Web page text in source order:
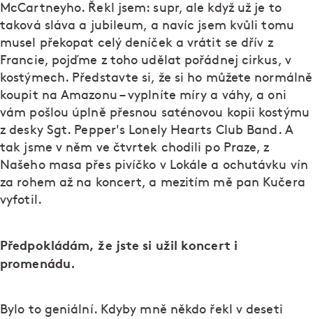
McCartneyho. Řekl jsem: supr, ale když už je to
taková sláva a jubileum, a navíc jsem kvůli tomu
musel překopat celý deníček a vrátit se dřív z
Francie, pojďme z toho udělat pořádnej cirkus, v
kostýmech. Představte si, že si ho můžete normálně
koupit na Amazonu – vyplníte míry a váhy, a oni
vám pošlou úplně přesnou saténovou kopii kostýmu
z desky Sgt. Pepper's Lonely Hearts Club Band. A
tak jsme v něm ve čtvrtek chodili po Praze, z
Našeho masa přes pivíčko v Lokále a ochutávku vín
za rohem až na koncert, a mezitím mě pan Kučera
vyfotil.
Předpokládám, že jste si užil koncert i
promenádu.
Bylo to geniální. Kdyby mně někdo řekl v deseti